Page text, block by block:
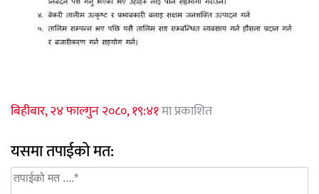
बिहीबार, २४ फाल्गुन २०८०, १९:४१मा प्रकाशित
यसमा तपाईको मत: